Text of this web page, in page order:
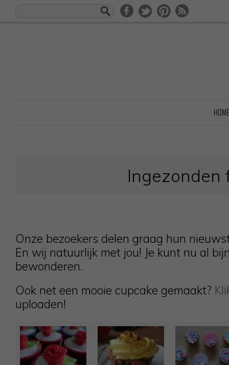
HOME
Ingezonden
Onze bezoekers delen graag hun
En wij natuurlijk met jou! Je kunt nu al
bewonderen.
Ook net een mooie cupcake gemaakt?
uploaden!